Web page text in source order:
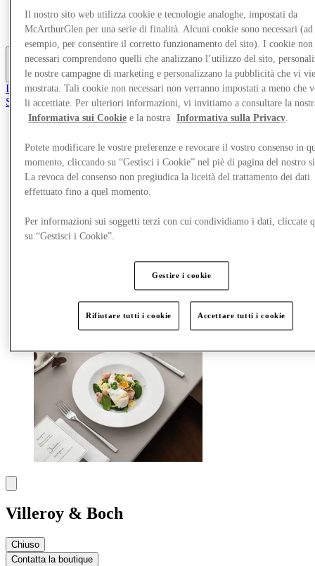
Ricerca di lavoro
Gift Card
Altro
Il Club
Salvata
Offerte
Eventi
Pianifica la tua visita
Ristoranti
Ricerca di lavoro
Gift Card
Villeroy & Boch
Chiuso
Contatta la boutique
Il nostro sito web utilizza cookie e tecnologie analoghe, impostati da
McArthurGlen per una serie di finalità. Alcuni cookie sono necessari (ad
esempio, per consentire il corretto funzionamento del sito). I cookie non
necessari comprendono quelli che analizzano l’utilizzo del sito,
le nostre campagne di marketing e personalizzano la pubblicità che vi
mostrata. Tali cookie non necessari non verranno impostati a meno che
li accettiate. Per ulteriori informazioni, vi invitiamo a consultare la
Informativa sui Cookie e la nostra Informativa sulla Privacy.
Potete modificare le vostre preferenze e revocare il vostro consenso in
momento, cliccando su “Gestisci i Cookie” nel piè di pagina del nostro
La revoca del consenso non pregiudica la liceità del trattamento dei dati
effettuato fino a quel momento.
Per informazioni sui soggetti terzi con cui condividiamo i dati, cliccate
su “Gestisci i Cookie”.
Gestire i cookie
Rifiutare tutti i cookie Accettare tutti i cookie